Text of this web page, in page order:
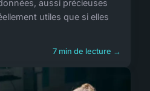
aussi précieuses
utiles que si elles
7 min de lecture →